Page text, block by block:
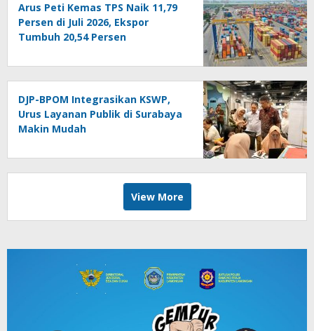
Arus Peti Kemas TPS Naik 11,79
Persen di Juli 2026, Ekspor
Tumbuh 20,54 Persen
DJP-BPOM Integrasikan KSWP,
Urus Layanan Publik di Surabaya
Makin Mudah
View More